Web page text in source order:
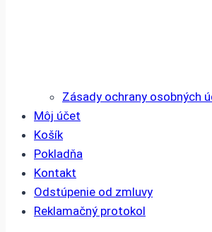
Zásady ochrany osobných
Môj účet
Košík
Pokladňa
Kontakt
Odstúpenie od zmluvy
Reklamačný protokol